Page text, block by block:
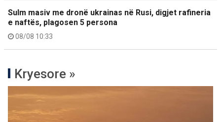
Sulm masiv me dronë ukrainas në Rusi, digjet rafineria
e naftës, plagosen 5 persona
08/08 10:33
Kryesore »